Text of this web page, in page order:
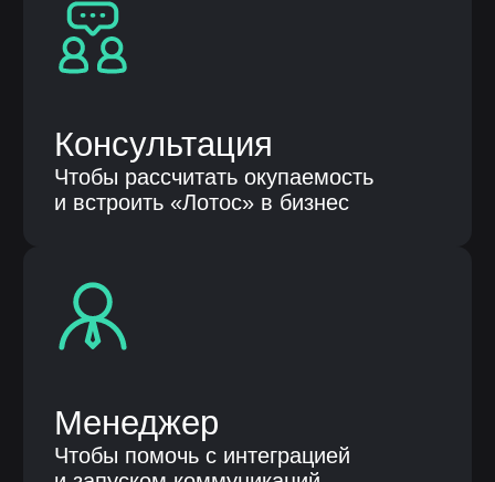
Продукты
Автоматизация бизнес процессов
Публикации
Контакты
Общество с ограниченной
ответственностью «НЕЛУМБО-
ОГРН: 1255200007996
ОКВЭД 62.01 «Разработка
компьютерного программного
модификация, интеграция, сопровождение,
а также оказание услуг в отношении программ для
электронных вычислительных машин и баз
данных»
Контактные лица